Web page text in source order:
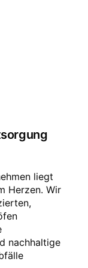
liegt
Herzen. Wir
nachhaltige